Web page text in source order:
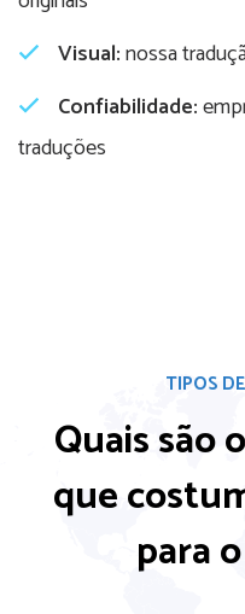
Visual:nossa
Confiabilidade:
traduções
TIPOS
Quais são
que
para